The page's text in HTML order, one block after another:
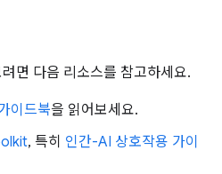
면 다음 리소스를 참고하세요.
이드북을 읽어보세요.
, 특히 인간-AI 상호작용 가이